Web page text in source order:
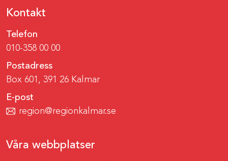
Kontakt
Telefon
010-358 00 00
Postadress
Box 601, 391 26 Kalmar
E-post
region@regionkalmar.se
Våra webbplatser